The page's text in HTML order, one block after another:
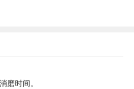
磨时间。